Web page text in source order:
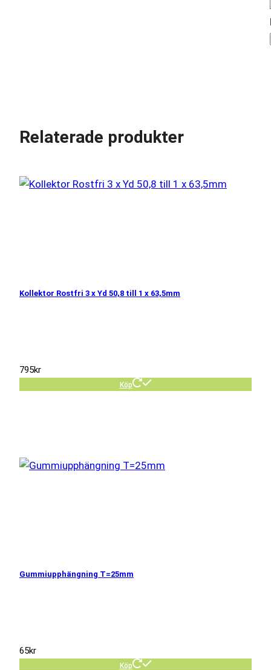
Relaterade produkter
Kollektor Rostfri 3 x Yd 50,8 till 1 x 63,5mm
795kr
Köp
Gummiupphängning T=25mm
65kr
Köp